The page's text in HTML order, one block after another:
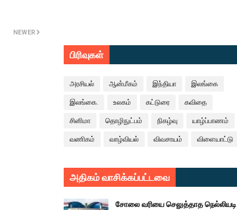
NEWER
பிரிவுகள்
அரசியல் ஆன்மீகம் இந்தியா இலங்கை
இலங்கை. உலகம் கட்டுரை கவிதை
சினிமா தொழிநுட்பம் நிகழ்வு யாழ்ப்பாணம்
வணிகம் வாழ்வியல் விவசாயம் விளையாட்டு
அதிகம் வாசிக்கப்பட்டவை
சோலை வரியை செலுத்தாத நெல்லியடி